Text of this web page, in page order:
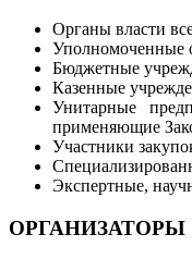
Органы власти
Уполномоченные
Бюджетные
Казенные
Унитарные
применяющие
Участники
Экспертные,
ОРГАНИЗАТОРЫ